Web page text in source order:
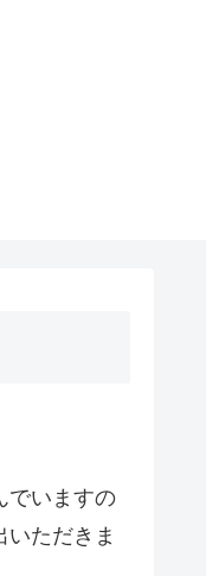
でいますの
いただきま